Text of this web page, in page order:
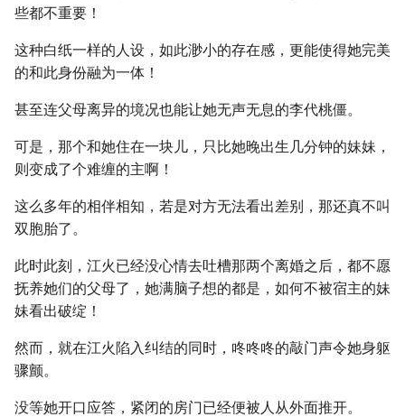
些都不重要！
这种白纸一样的人设，如此渺小的存在感，更能使得她完美
的和此身份融为一体！
甚至连父母离异的境况也能让她无声无息的李代桃僵。
可是，那个和她住在一块儿，只比她晚出生几分钟的妹妹，
则变成了个难缠的主啊！
这么多年的相伴相知，若是对方无法看出差别，那还真不叫
双胞胎了。
此时此刻，江火已经没心情去吐槽那两个离婚之后，都不愿
抚养她们的父母了，她满脑子想的都是，如何不被宿主的妹
妹看出破绽！
然而，就在江火陷入纠结的同时，咚咚咚的敲门声令她身躯
骤颤。
没等她开口应答，紧闭的房门已经便被人从外面推开。